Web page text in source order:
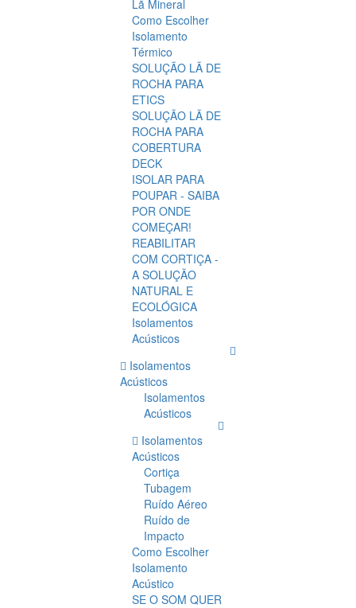
Lã Mineral
Como Escolher
Isolamento
Térmico
SOLUÇÃO LÃ DE
ROCHA PARA
ETICS
SOLUÇÃO LÃ DE
ROCHA PARA
COBERTURA
DECK
ISOLAR PARA
POUPAR - SAIBA
POR ONDE
COMEÇAR!
REABILITAR
COM CORTIÇA -
A SOLUÇÃO
NATURAL E
ECOLÓGICA
Isolamentos
Acústicos
Isolamentos
Acústicos
Isolamentos
Acústicos
Isolamentos
Acústicos
Cortiça
Tubagem
Ruído Aéreo
Ruído de
Impacto
Como Escolher
Isolamento
Acústico
SE O SOM QUER